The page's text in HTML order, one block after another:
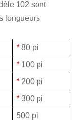
102 sont
longueurs
* 80 pi
* 100 pi
* 200 pi
* 300 pi
500 pi